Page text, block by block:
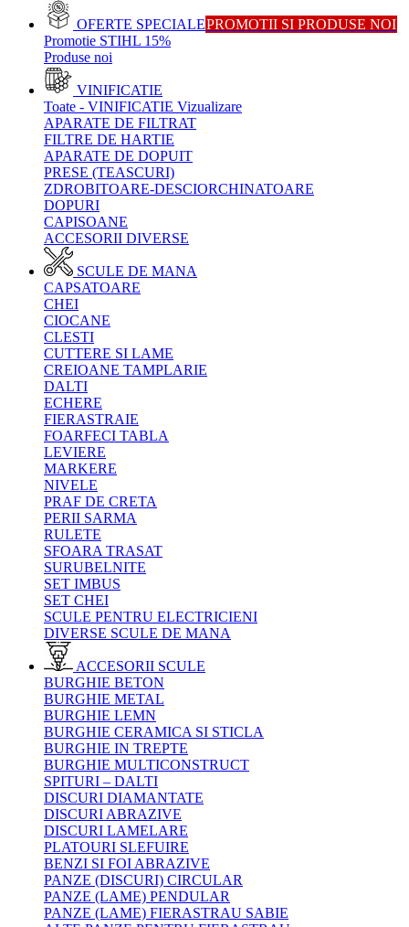
OFERTE SPECIALEPROMOTII SI PRODUSE NOI
Promotie STIHL 15%
Produse noi
VINIFICATIE
Toate - VINIFICATIE Vizualizare
APARATE DE FILTRAT
FILTRE DE HARTIE
APARATE DE DOPUIT
PRESE (TEASCURI)
ZDROBITOARE-DESCIORCHINATOARE
DOPURI
CAPISOANE
ACCESORII DIVERSE
SCULE DE MANA
CAPSATOARE
CHEI
CIOCANE
CLESTI
CUTTERE SI LAME
CREIOANE TAMPLARIE
DALTI
ECHERE
FIERASTRAIE
FOARFECI TABLA
LEVIERE
MARKERE
NIVELE
PRAF DE CRETA
PERII SARMA
RULETE
SFOARA TRASAT
SURUBELNITE
SET IMBUS
SET CHEI
SCULE PENTRU ELECTRICIENI
DIVERSE SCULE DE MANA
ACCESORII SCULE
BURGHIE BETON
BURGHIE METAL
BURGHIE LEMN
BURGHIE CERAMICA SI STICLA
BURGHIE IN TREPTE
BURGHIE MULTICONSTRUCT
SPITURI – DALTI
DISCURI DIAMANTATE
DISCURI ABRAZIVE
DISCURI LAMELARE
PLATOURI SLEFUIRE
BENZI SI FOI ABRAZIVE
PANZE (DISCURI) CIRCULAR
PANZE (LAME) PENDULAR
PANZE (LAME) FIERASTRAU SABIE